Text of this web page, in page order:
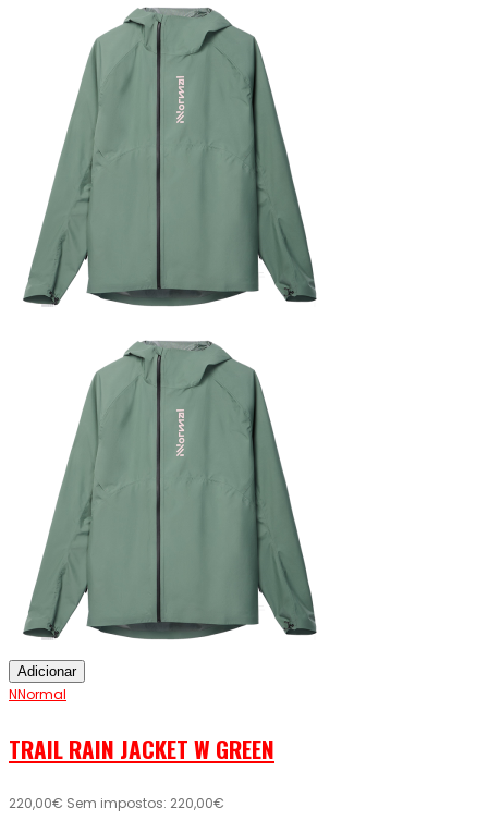
Adicionar
NNormal
TRAIL RAIN JACKET W GREEN
220,00€ Sem impostos: 220,00€